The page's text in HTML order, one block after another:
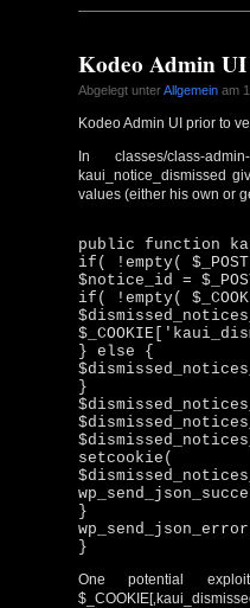
Kodeo Admin
Abgelegt unterAllgemein am
Kodeo Admin UI prior to
In classes/class-
kaui_notice_dismissed
values (either his own or
public function
if( !empty(
$notice_id =
if( !empty(
} else {
}
setcookie(
}
}
One potential